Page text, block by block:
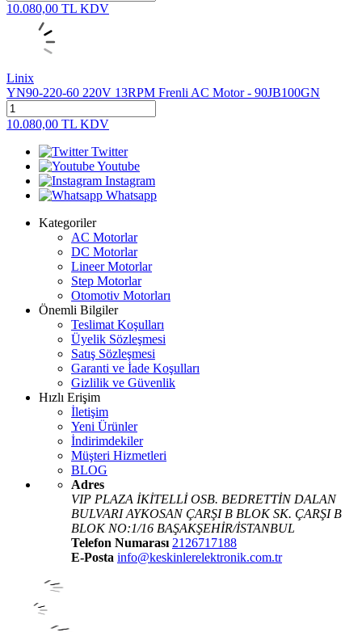
10.080,00 TL KDV
Linix
YN90-220-60 220V 13RPM Frenli AC Motor - 90JB100GN
10.080,00 TL KDV
Twitter
Youtube
Instagram
Whatsapp
Kategoriler
AC Motorlar
DC Motorlar
Lineer Motorlar
Step Motorlar
Otomotiv Motorları
Önemli Bilgiler
Teslimat Koşulları
Üyelik Sözleşmesi
Satış Sözleşmesi
Garanti ve İade Koşulları
Gizlilik ve Güvenlik
Hızlı Erişim
İletişim
Yeni Ürünler
İndirimdekiler
Müşteri Hizmetleri
BLOG
Adres
VIP PLAZA İKİTELLİ OSB. BEDRETTİN DALAN
BULVARI AYKOSAN ÇARŞI B BLOK SK. ÇARŞI B
BLOK NO:1/16 BAŞAKŞEHİR/İSTANBUL
Telefon Numarası 2126717188
E-Posta info@keskinlerelektronik.com.tr